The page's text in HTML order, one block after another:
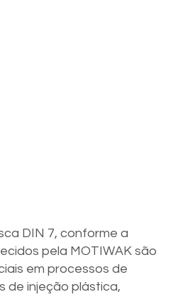
DIN 7, conforme a
pela MOTIWAK são
em processos de
de injeção plástica,